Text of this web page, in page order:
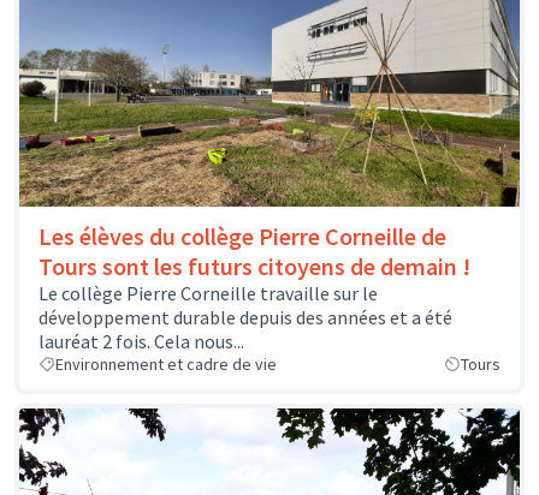
Les élèves du collège Pierre Corneille de
Tours sont les futurs citoyens de demain !
Le collège Pierre Corneille travaille sur le
développement durable depuis des années et a été
lauréat 2 fois. Cela nous...
Environnement et cadre de vie Tours